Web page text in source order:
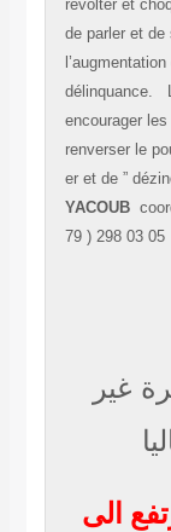
révolter et
de parler et de
délinquance.
encourager
renverser le
er et de ”
YACOUB
79 ) 298 03 05
غير
الى